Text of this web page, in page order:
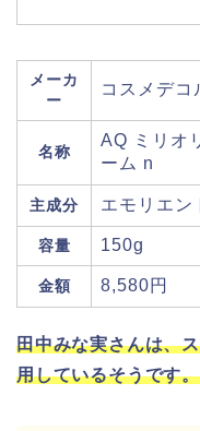
メーカ
ー
コスメデコ
名称
AQ ミリオ
ーム n
主成分 エモリエン
容量 150g
金額 8,580円
田中みな実さんは、
用しているそうです。